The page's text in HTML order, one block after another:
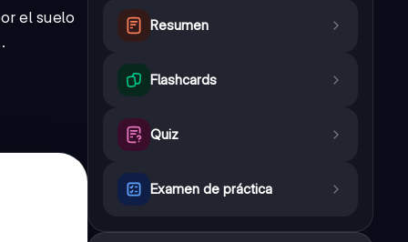
el suelo
Resumen
Flashcards
Quiz
Examen de práctica